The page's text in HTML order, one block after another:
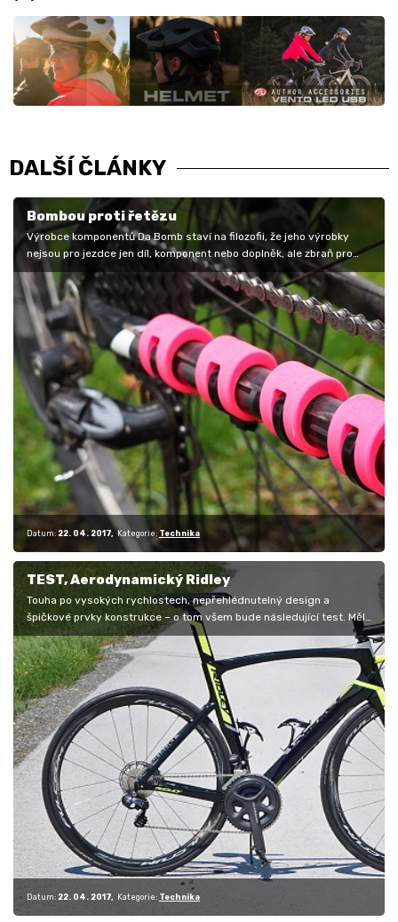
DALŠÍ ČLÁNKY
Bombou proti řetězu
Výrobce komponentů Da Bomb staví na filozofii, že jeho výrobky
nejsou pro jezdce jen díl, komponent nebo doplněk, ale zbraň pro
lepší…
Datum: 22. 04. 2017 Kategorie: Technika
TEST, Aerodynamický Ridley
Touha po vysokých rychlostech, nepřehlédnutelný design a
špičkové prvky konstrukce – o tom všem bude následující test. Měli
jsme totiž…
Datum: 22. 04. 2017 Kategorie: Technika